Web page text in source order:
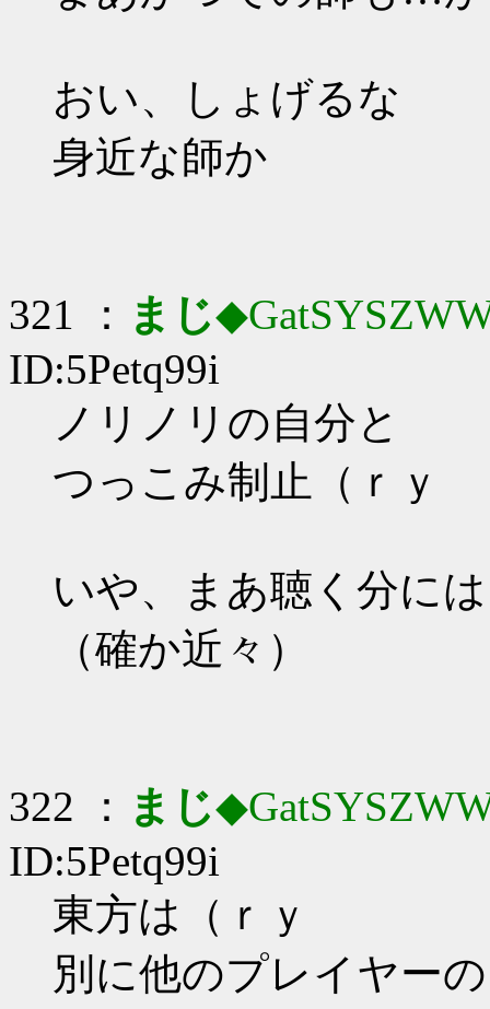
おい、しょげるな
身近な師か
321 ： まじ
ID:5Petq99i
ノリノリの自分と
つっこみ制止（ｒｙ
いや、まあ聴く分には
（確か近々）
322 ： まじ
ID:5Petq99i
東方は（ｒｙ
別に他のプレイヤー